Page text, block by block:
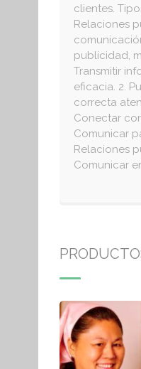
clientes.
Relaciones
publicidad,
Transmitir
eficacia. 2.
correcta
Conectar
Comunicar
Relaciones
Comunicar